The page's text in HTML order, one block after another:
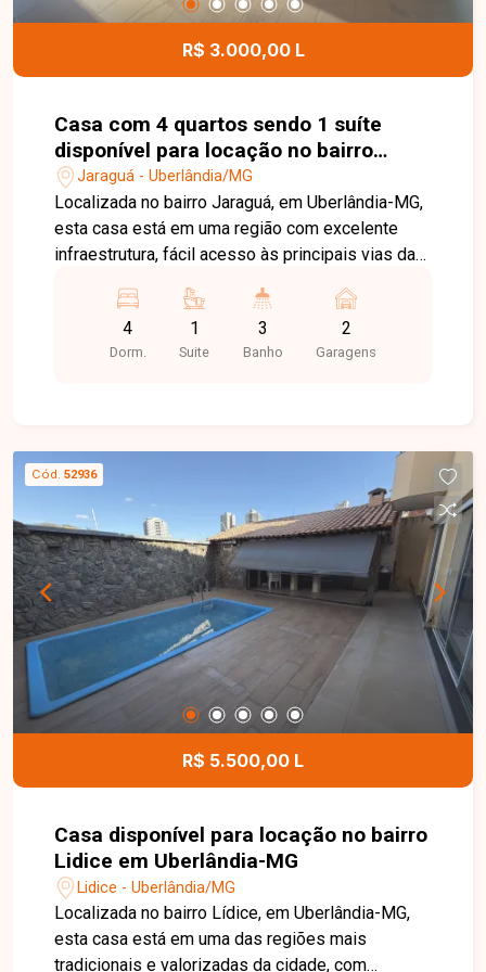
Como diferencial, a taxa de condomínio já está
inclusa no valor da locação, proporcionando ainda
funcional, completo e com ótima infraestrutura de
lazer e segurança no bairro Shopping Park.
Agende uma visita e venha conhecer todos os
detalhes deste imóvel.
R$ 3.000,00 L
Casa com 4 quartos sendo 1 suíte
disponível para locação no bairro
Jaraguá em Uberlândia-MG.
Jaraguá - Uberlândia/MG
Localizada no bairro Jaraguá, em Uberlândia-MG,
esta casa está em uma região com excelente
infraestrutura, fácil acesso às principais vias da
farmácias, universidades, restaurantes e
diversos comércios e serviços, proporcionando
praticidade e conforto para o dia a dia. O imóvel
com armários, despensa, área de serviço e amplo
quintal. No pavimento superior, possui sala
ampla, 02 quartos, sendo 01 suíte, banheiro
social, cozinha espaçosa com armários, sala de
jantar e área de serviço. O imóvel ainda oferece
portão eletrônico e 02 vagas de garagem,
proporcionando segurança e comodidade aos
moradores. Esta é uma excelente oportunidade
para quem busca um imóvel amplo, funcional e
bem localizado no bairro Jaraguá. Agende uma
visita e venha conhecer todos os detalhes desta
4
Dorm.
1
Suite
3
Banho
2
Garagens
Cód. 52936
R$ 5.500,00 L
Casa disponível para locação no bairro
Lidice em Uberlândia-MG
Lidice - Uberlândia/MG
Localizada no bairro Lídice, em Uberlândia-MG,
esta casa está em uma das regiões mais
tradicionais e valorizadas da cidade, com